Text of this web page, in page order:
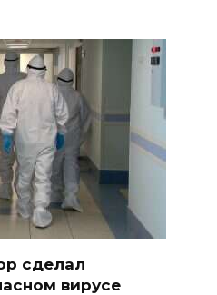
сделал
вирусе